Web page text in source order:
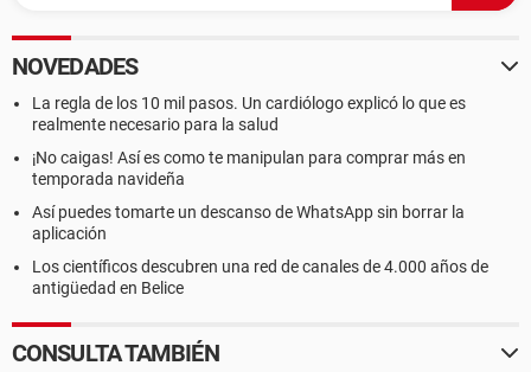
NOVEDADES
La regla de los 10 mil pasos. Un cardiólogo explicó lo que es
realmente necesario para la salud
¡No caigas! Así es como te manipulan para comprar más en
temporada navideña
Así puedes tomarte un descanso de WhatsApp sin borrar la
aplicación
Los científicos descubren una red de canales de 4.000 años de
antigüedad en Belice
CONSULTA TAMBIÉN